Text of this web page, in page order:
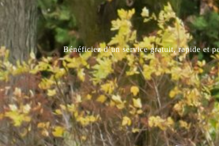
Bénéficiez d’un service gratuit, rapide et